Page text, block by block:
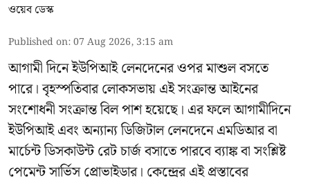
ওয়েব ডেস্ক
Published on:07 Aug 2026, 3:15 am
আগামী দিনে ইউপিআই লেনদেনের ওপর মাশুল বসতে
পারে। বৃহস্পতিবার লোকসভায় এই সংক্রান্ত আইনের
সংশোধনী সংক্রান্ত বিল পাশ হয়েছে। এর ফলে আগামীদিনে
ইউপিআই এবং অন্যান্য ডিজিটাল লেনদেনে এমডিআর বা
মার্চেন্ট ডিসকাউন্ট রেট চার্জ বসাতে পারবে ব্যাঙ্ক বা সংশ্লিষ্ট
পেমেন্ট সার্ভিস প্রোভাইডার। কেন্দ্রের এই প্রস্তাবের